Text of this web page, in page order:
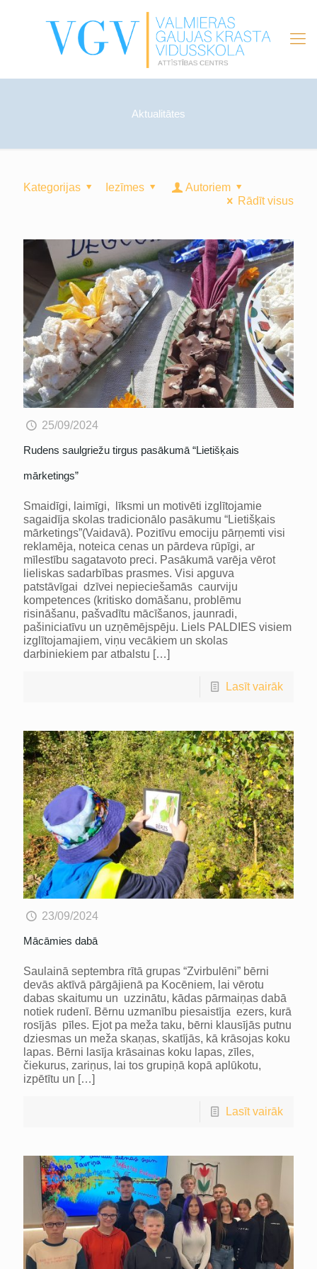
Aktualitātes
Kategorijas Iezīmes
Autoriem
Rādīt visus
25/09/2024
Rudens saulgriežu tirgus pasākumā “Lietišķais
mārketings”
Smaidīgi, laimīgi, līksmi un motivēti izglītojamie
sagaidīja skolas tradicionālo pasākumu “Lietišķais
mārketings”(Vaidavā). Pozitīvu emociju pārņemti visi
reklamēja, noteica cenas un pārdeva rūpīgi, ar
mīlestību sagatavoto preci. Pasākumā varēja vērot
lieliskas sadarbības prasmes. Visi apguva
patstāvīgai dzīvei nepieciešamās caurviju
kompetences (kritisko domāšanu, problēmu
risināšanu, pašvadītu mācīšanos, jaunradi,
pašiniciatīvu un uzņēmējspēju. Liels PALDIES visiem
izglītojamajiem, viņu vecākiem un skolas
darbiniekiem par atbalstu […]
Lasīt vairāk
23/09/2024
Mācāmies dabā
Saulainā septembra rītā grupas “Zvirbulēni” bērni
devās aktīvā pārgājienā pa Kocēniem, lai vērotu
dabas skaitumu un uzzinātu, kādas pārmaiņas dabā
notiek rudenī. Bērnu uzmanību piesaistīja ezers, kurā
rosījās pīles. Ejot pa meža taku, bērni klausījās putnu
dziesmas un meža skaņas, skatījās, kā krāsojas koku
lapas. Bērni lasīja krāsainas koku lapas, zīles,
čiekurus, zariņus, lai tos grupiņā kopā aplūkotu,
izpētītu un […]
Lasīt vairāk